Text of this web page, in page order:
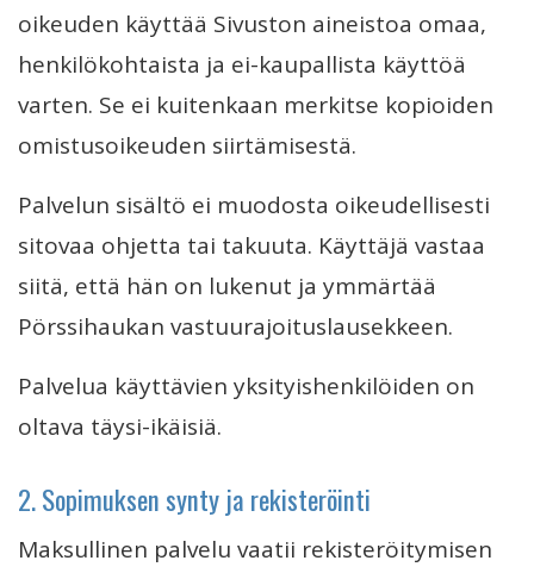
oikeuden käyttää Sivuston aineistoa omaa,
henkilökohtaista ja ei-kaupallista käyttöä
varten. Se ei kuitenkaan merkitse kopioiden
omistusoikeuden siirtämisestä.
Palvelun sisältö ei muodosta oikeudellisesti
sitovaa ohjetta tai takuuta. Käyttäjä vastaa
siitä, että hän on lukenut ja ymmärtää
Pörssihaukan vastuurajoituslausekkeen.
Palvelua käyttävien yksityishenkilöiden on
oltava täysi-ikäisiä.
2. Sopimuksen synty ja rekisteröinti
Maksullinen palvelu vaatii rekisteröitymisen